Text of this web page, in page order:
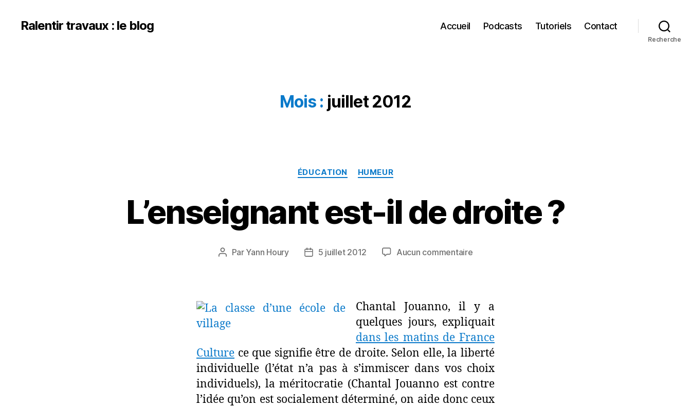
Ralentir travaux : le blog Accueil Podcasts Tutoriels Contact
Recherche
Mois : juillet 2012
Catégories
ÉDUCATION HUMEUR
L’enseignant est-il de droite ?
Auteur
Par Yann Houry
Date5 juillet 2012 Aucun commentairesur
droite
?
Chantal Jouanno, il y a
quelques jours, expliquait
dans les matins de France
Culture ce que signifie être de droite. Selon elle, la liberté
individuelle (l’état n’a pas à s’immiscer dans vos choix
individuels), la méritocratie (Chantal Jouanno est contre
l’idée qu’on est socialement déterminé, on aide donc ceux